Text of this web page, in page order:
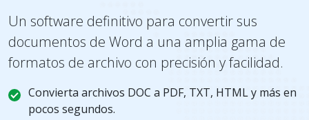
Un software definitivo para convertir sus
documentos de Word a una amplia gama de
formatos de archivo con precisión y facilidad.
Convierta archivos DOC a PDF, TXT, HTML y más en
pocos segundos.